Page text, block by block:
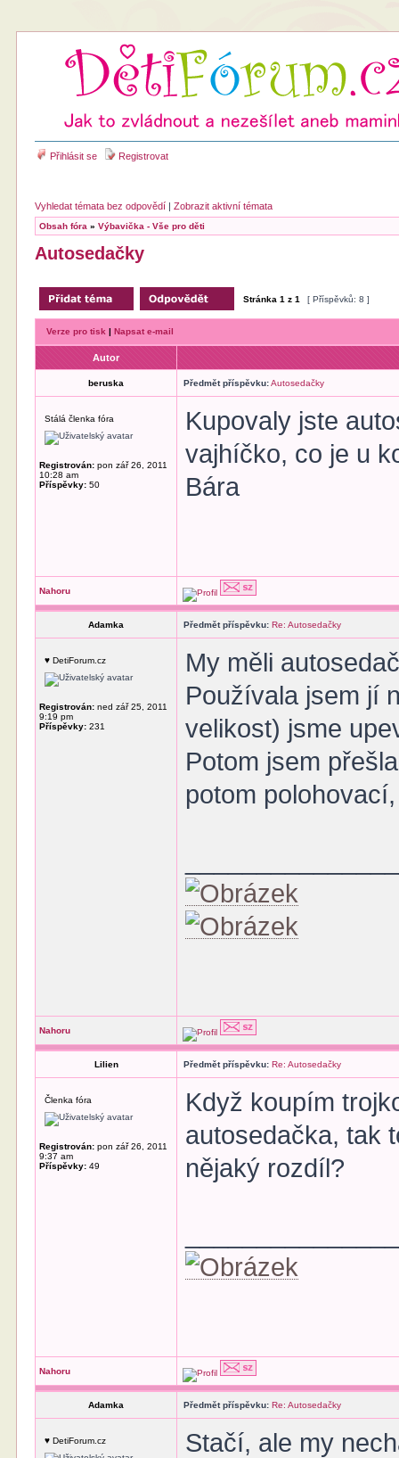
Přihlásit se Registrovat
Vyhledat témata bez odpovědí |Zobrazit aktivní témata
Obsah fóra »Výbavička - Vše pro děti
Autosedačky
Stránka1 z1 [ Příspěvků: 8 ]
Verze pro tisk |Napsat e-mail
Autor
beruska Předmět příspěvku: Autosedačky
Stálá členka fóra
Registrován: pon zář 26, 2011
10:28 am
Příspěvky: 50
Kupovaly jste
vajhíčko, co je u
Bára
Nahoru
Adamka Předmět příspěvku: Re: Autosedačky
♥ DetiForum.cz
Registrován: ned zář 25, 2011
9:19 pm
Příspěvky: 231
My měli
Používala jsem jí
velikost) jsme
Potom jsem
potom
Nahoru
Lilien Předmět příspěvku: Re: Autosedačky
Členka fóra
Registrován: pon zář 26, 2011
9:37 am
Příspěvky: 49
Když koupím
autosedačka, tak
nějaký rozdíl?
Nahoru
Adamka Předmět příspěvku: Re: Autosedačky
♥ DetiForum.cz
Stačí, ale my